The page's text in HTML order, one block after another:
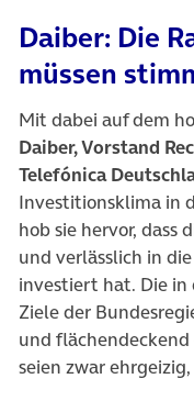
Daiber: Die
müssen
Mit dabei auf dem
Daiber, Vorstand
Telefónica
Investitionsklima in
hob sie hervor, dass
und verlässlich in
investiert hat. Die
Ziele der
und
seien zwar